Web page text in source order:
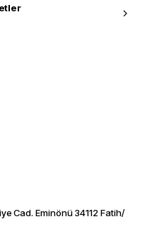
Cad. Eminönü 34112 Fatih/